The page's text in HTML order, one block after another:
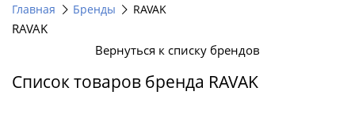
Главная Бренды RAVAK
RAVAK
Вернуться к списку брендов
Список товаров бренда RAVAK